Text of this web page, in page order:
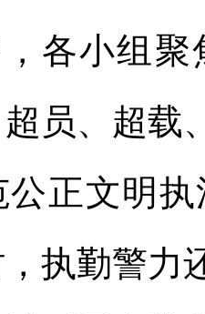
各小组聚
超员、超
公正文明
执勤警力